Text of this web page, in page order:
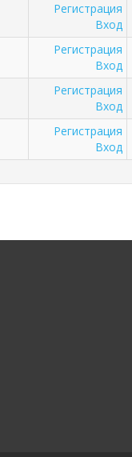
Регистрация
Вход
Регистрация
Вход
Регистрация
Вход
Регистрация
Вход